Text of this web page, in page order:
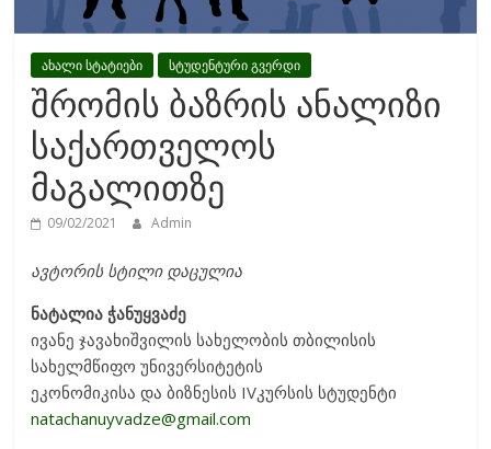
ახალი სტატიები სტუდენტური გვერდი
შრომის ბაზრის ანალიზი
საქართველოს
მაგალითზე
09/02/2021 Admin
ავტორის სტილი დაცულია
ნატალია ჭანუყვაძე
ივანე ჯავახიშვილის სახელობის თბილისის
სახელმწიფო უნივერსიტეტის
ეკონომიკისა და ბიზნესის IVკურსის სტუდენტი
natachanuyvadze@gmail.com